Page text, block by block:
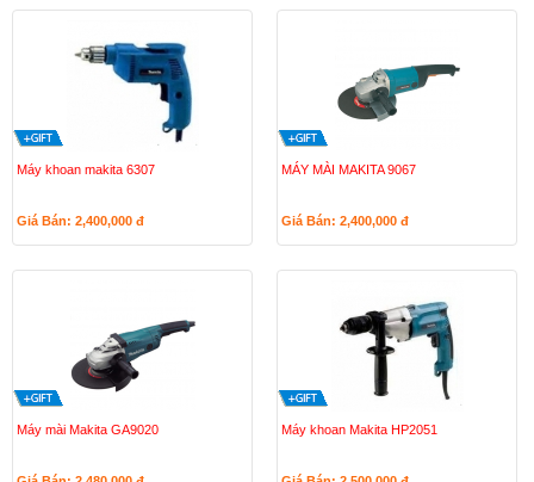
Máy khoan makita 6307
Giá Bán: 2,400,000 đ
MÁY MÀI MAKITA 9067
Giá Bán: 2,400,000 đ
Máy mài Makita GA9020 Máy khoan Makita HP2051